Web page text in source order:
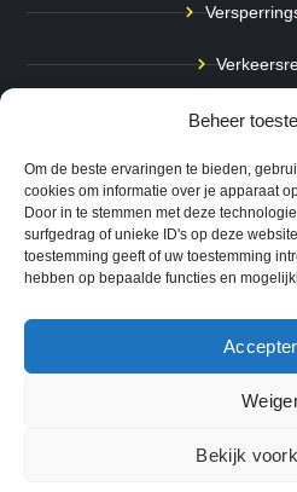
Beheer
Om de beste ervaringen te bieden,
cookies om informatie over je apparaat
Door in te stemmen met deze
surfgedrag of unieke ID's op deze
toestemming geeft of uw toestemming
hebben op bepaalde functies en
Bekijk
Ram- &
Copyright © 2024 QuickSafe.
Algemene Voorwaarden